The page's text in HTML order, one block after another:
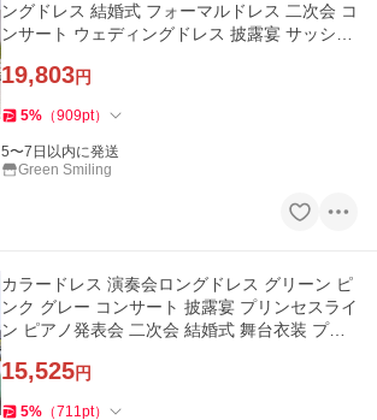
ングドレス 結婚式 フォーマルドレス 二次会 コ
ンサート ウェディングドレス 披露宴 サッシュ
19,803円
5% （909pt）
5〜7日以内に発送
Green Smiling
カラードレス 演奏会ロングドレス グリーン ピ
ンク グレー コンサート 披露宴 プリンセスライ
ン ピアノ発表会 二次会 結婚式 舞台衣装 プロ
15,525円
5% （711pt）